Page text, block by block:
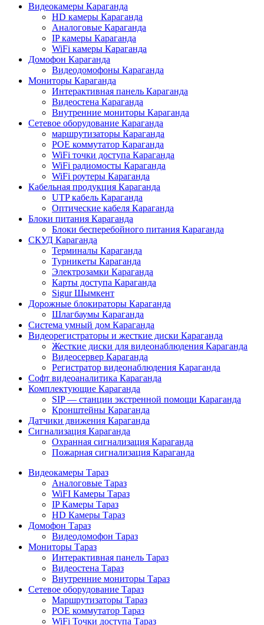
Видеокамеры Караганда
HD камеры Караганда
Аналоговые Караганда
IP камеры Караганда
WiFi камеры Караганда
Домофон Караганда
Видеодомофоны Караганда
Мониторы Караганда
Интерактивная панель Караганда
Видеостена Караганда
Внутренние мониторы Караганда
Сетевое оборудование Караганда
маршрутизаторы Караганда
POE коммутатор Караганда
WiFi точки доступа Караганда
WiFi радиомосты Караганда
WiFi роутеры Караганда
Кабельная продукция Караганда
UTP кабель Караганда
Оптические кабеля Караганда
Блоки питания Караганда
Блоки бесперебойного питания Караганда
СКУД Караганда
Терминалы Караганда
Турникеты Караганда
Электрозамки Караганда
Карты доступа Караганда
Sigur Шымкент
Дорожные блокираторы Караганда
Шлагбаумы Караганда
Система умный дом Караганда
Видеорегистраторы и жесткие диски Караганда
Жесткие диски для видеонаблюдения Караганда
Видеосервер Караганда
Регистратор видеонаблюдения Караганда
Софт видеоаналитика Караганда
Комплектующие Караганда
SIP — станции экстренной помощи Караганда
Кронштейны Караганда
Датчики движения Караганда
Сигнализация Караганда
Охранная сигнализация Караганда
Пожарная сигнализация Караганда
Видеокамеры Тараз
Аналоговые Тараз
WiFI Камеры Тараз
IP Камеры Тараз
HD Камеры Тараз
Домофон Тараз
Видеодомофон Тараз
Мониторы Тараз
Интерактивная панель Тараз
Видеостена Тараз
Внутренние мониторы Тараз
Сетевое оборудование Тараз
Маршрутизаторы Тараз
POE коммутатор Тараз
WiFi Точки доступа Тараз